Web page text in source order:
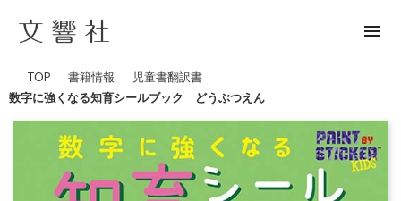
menu
TOP 書籍情報 児童書翻訳書
数字に強くなる知育シールブック どうぶつえん